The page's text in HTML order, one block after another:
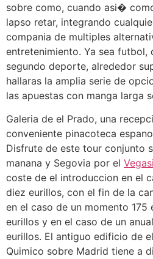
sobre como, cuando asi�
lapso retar, integrando
compania de multiples
entretenimiento. Ya sea futbol,
segundo deporte, alrededor
hallaras la amplia serie de
las apuestas con manga larga
Galeria de el Prado, una
conveniente pinacoteca
Disfrute de este tour conjunto
manana y Segovia por el
coste de el introduccion en el
diez eurillos, con el fin de la
en el caso de un momento 175
eurillos y en el caso de un
eurillos. El antiguo edificio de
Quimico sobre Madrid tiene a